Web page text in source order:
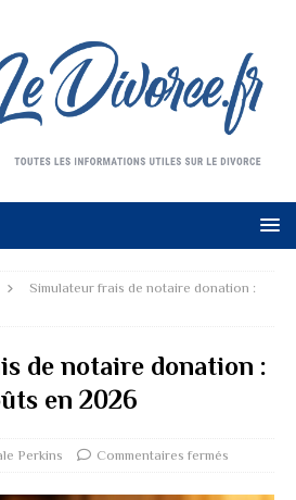
Simulateur frais de notaire donation :
de notaire donation :
en 2026
Perkins Commentaires fermés